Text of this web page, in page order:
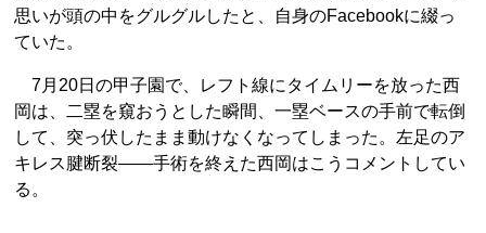
思いが頭の中をグルグルしたと、自身のFacebookに綴っ
ていた。
7月20日の甲子園で、レフト線にタイムリーを放った西
岡は、二塁を窺おうとした瞬間、一塁ベースの手前で転倒
して、突っ伏したまま動けなくなってしまった。左足のア
キレス腱断裂――手術を終えた西岡はこうコメントしてい
る。